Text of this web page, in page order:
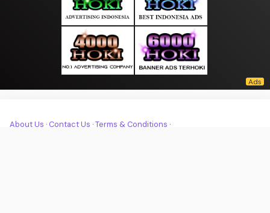
About Us · Contact Us ·Terms & Conditions ·